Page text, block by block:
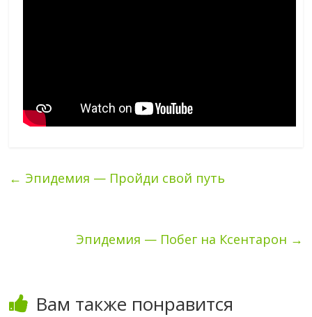
← Эпидемия — Пройди свой путь
Эпидемия — Побег на Ксентарон →
Вам также понравится